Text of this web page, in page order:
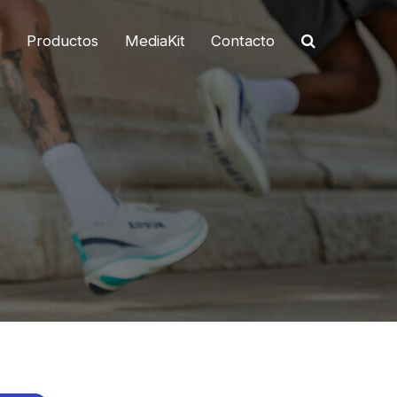
Productos MediaKit Contacto